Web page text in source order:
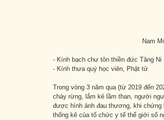
Nam Mô Bổn Sư
- Kính bạch chư tôn thiền đức Tăng Ni
- Kính thưa quý học viên, Phật tử
Trong vòng 3 năm qua (từ 2019 đến
cháy rừng, lắm kẻ lầm than, người
được hình ảnh đau thương, khi chứng
thống kê của tổ chức y tế thế giới số